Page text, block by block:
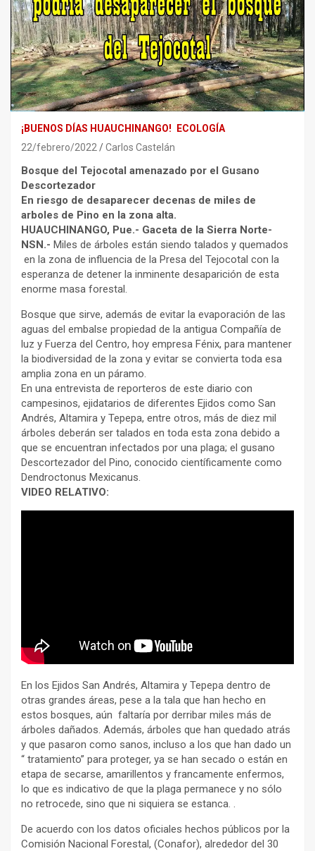
¡BUENOS DÍAS HUAUCHINANGO! ECOLOGÍA
22/febrero/2022
Carlos Castelán
Bosque del Tejocotal amenazado por el Gusano
Descortezador
En riesgo de desaparecer decenas de miles de
arboles de Pino en la zona alta.
HUAUCHINANGO, Pue.- Gaceta de la Sierra Norte-
NSN.- Miles de árboles están siendo talados y quemados
en la zona de influencia de la Presa del Tejocotal con la
esperanza de detener la inminente desaparición de esta
enorme masa forestal.
Bosque que sirve, además de evitar la evaporación de las
aguas del embalse propiedad de la antigua Compañía de
luz y Fuerza del Centro, hoy empresa Fénix, para mantener
la biodiversidad de la zona y evitar se convierta toda esa
amplia zona en un páramo.
En una entrevista de reporteros de este diario con
campesinos, ejidatarios de diferentes Ejidos como San
Andrés, Altamira y Tepepa, entre otros, más de diez mil
árboles deberán ser talados en toda esta zona debido a
que se encuentran infectados por una plaga; el gusano
Descortezador del Pino, conocido científicamente como
Dendroctonus Mexicanus.
VIDEO RELATIVO:
En los Ejidos San Andrés, Altamira y Tepepa dentro de
otras grandes áreas, pese a la tala que han hecho en
estos bosques, aún faltaría por derribar miles más de
árboles dañados. Además, árboles que han quedado atrás
y que pasaron como sanos, incluso a los que han dado un
“ tratamiento” para proteger, ya se han secado o están en
etapa de secarse, amarillentos y francamente enfermos,
lo que es indicativo de que la plaga permanece y no sólo
no retrocede, sino que ni siquiera se estanca. .
De acuerdo con los datos oficiales hechos públicos por la
Comisión Nacional Forestal, (Conafor), alrededor del 30